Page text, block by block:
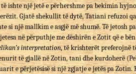
ishte një jetë e përhershme pa bekimin
Gjatë shekullit të dytë, Tatiani refuzoi
si një mallkim e asgjë më shumë. Të jetosh
në përputhje me dëshirën e Zotit që e
interpretation, të krishterët preferojnë
të gjallë në Zotin, tani dhe kurdoherë
e përjetësisë si një zgjatje e jetës pa